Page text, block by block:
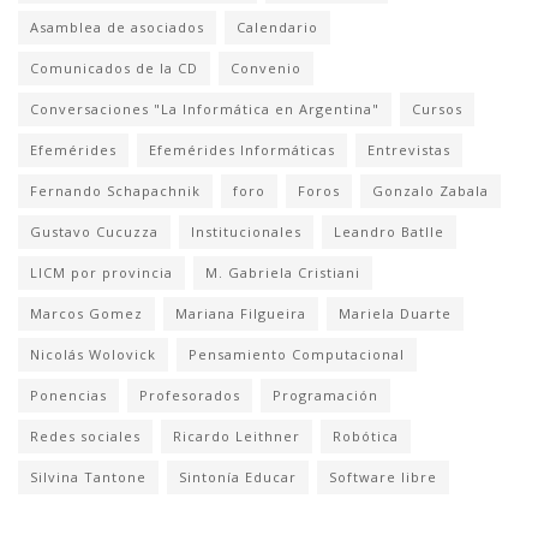
Asamblea de asociados Calendario
Comunicados de la CD Convenio
Conversaciones "La Informática en Argentina" Cursos
Efemérides Efemérides Informáticas Entrevistas
Fernando Schapachnik foro Foros Gonzalo Zabala
Gustavo Cucuzza Institucionales Leandro Batlle
LICM por provincia M. Gabriela Cristiani
Marcos Gomez Mariana Filgueira Mariela Duarte
Nicolás Wolovick Pensamiento Computacional
Ponencias Profesorados Programación
Redes sociales Ricardo Leithner Robótica
Silvina Tantone Sintonía Educar Software libre